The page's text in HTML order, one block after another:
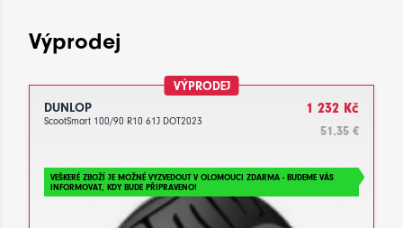
Výprodej
VÝPRODEJ
DUNLOP
ScootSmart 100/90 R10 61J DOT2023
1 232 Kč
51.35 €
VEŠKERÉ ZBOŽÍ JE MOŽNÉ VYZVEDOUT V OLOMOUCI ZDARMA - BUDEME VÁS
INFORMOVAT, KDY BUDE PŘIPRAVENO!